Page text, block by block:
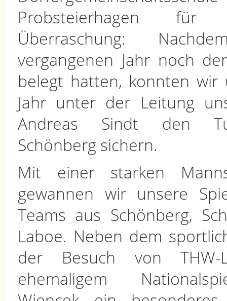
Probsteierhagen
Überraschung:
vergangenen Jahr noch
belegt hatten, konnten wir
Jahr unter der Leitung
Andreas Sindt den
Schönberg sichern.
Mit einer starken
gewannen wir unsere
Teams aus Schönberg,
Laboe. Neben dem
der Besuch von THW-
ehemaligem